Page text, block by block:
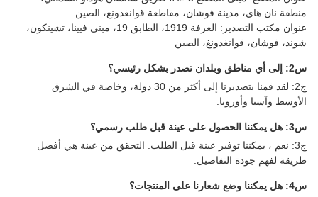
منطقة نان هاي، مدينة فوشان، مقاطعة قوانغدونغ، الصين
عنوان مكتب التصدير: الغرفة 1919، الطابق 19، مبنى فيينا، تشينكون،
شوند، فوشان، قوانغدونغ، الصين
س2: إلى أي مناطق وبلدان تصدر بشكل رئيسي؟
ج2: لقد قمنا بتصديرنا إلى أكثر من 30 دولة، وخاصة في الشرق
الأوسط وآسيا وأوروبا.
س3: هل يمكننا الحصول على عينة قبل طلب رسمي؟
ج3: نعم ، يمكننا توفير عينة قبل الطلب. التحقق من عينة هي أفضل
طريقة لفهم جودة التفاصيل.
س4: هل يمكننا وضع شعارنا على المنتجات؟